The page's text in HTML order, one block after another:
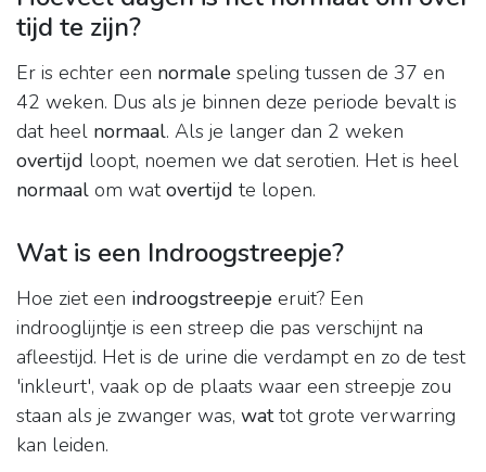
tijd te zijn?
Er is echter een normale speling tussen de 37 en
42 weken. Dus als je binnen deze periode bevalt is
dat heel normaal. Als je langer dan 2 weken
overtijd loopt, noemen we dat serotien. Het is heel
normaal om watovertijd te lopen.
Wat is een Indroogstreepje?
Hoe ziet een indroogstreepje eruit? Een
indrooglijntje is een streep die pas verschijnt na
afleestijd. Het is de urine die verdampt en zo de test
'inkleurt', vaak op de plaats waar een streepje zou
staan als je zwanger was, wattot grote verwarring
kan leiden.